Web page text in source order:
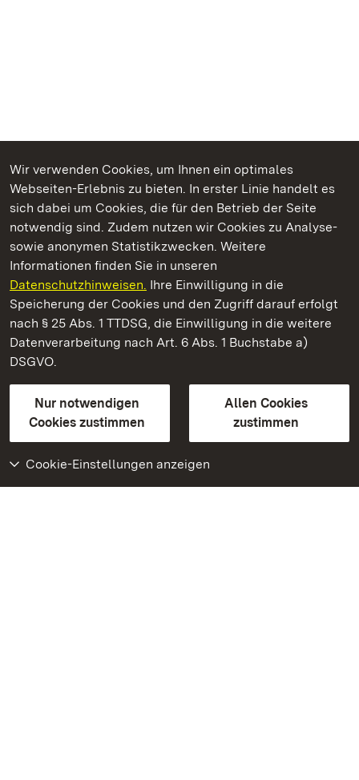
Wir verwenden Cookies, um Ihnen ein optimales
Webseiten-Erlebnis zu bieten. In erster Linie handelt es
sich dabei um Cookies, die für den Betrieb der Seite
notwendig sind. Zudem nutzen wir Cookies zu Analyse-
sowie anonymen Statistikzwecken. Weitere
Informationen finden Sie in unseren
Datenschutzhinweisen. Ihre Einwilligung in die
Speicherung der Cookies und den Zugriff darauf erfolgt
nach § 25 Abs. 1 TTDSG, die Einwilligung in die weitere
Datenverarbeitung nach Art. 6 Abs. 1 Buchstabe a)
DSGVO.
Nur notwendigen
Cookies zustimmen
Allen Cookies
zustimmen
Cookie-Einstellungen anzeigen
Kommen. Staunen. Genießen.
Staatliche Schlösser und Gärten Baden‑Württemberg
Staatliche Schlösser und Gärten Baden-Württemberg
Kontakt
GebärdenspracheLeichte Sprache
Erklärung zur Barrierefreiheit
BITV-konform (geprüfte Seiten)
Weiteres